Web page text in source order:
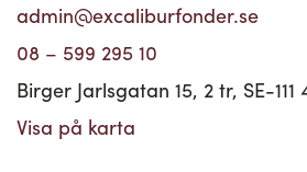
admin@excaliburfonder.se
08 – 599 295 10
Birger Jarlsgatan 15, 2 tr, SE-
Visa på karta